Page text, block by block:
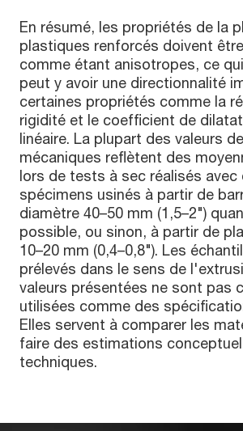
En résumé, les propriétés de la
plastiques renforcés doivent
comme étant anisotropes, ce
peut y avoir une directionnalité
certaines propriétés comme la
rigidité et le coefficient de
linéaire. La plupart des valeurs
mécaniques reflètent des
lors de tests à sec réalisés avec
spécimens usinés à partir de
diamètre 40–50 mm (1,5–2")
possible, ou sinon, à partir de
10–20 mm (0,4–0,8"). Les
prélevés dans le sens de
valeurs présentées ne sont pas
utilisées comme des
Elles servent à comparer les
faire des estimations
techniques.